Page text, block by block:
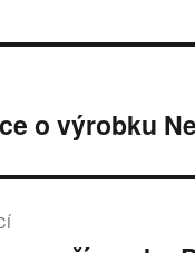
o výrobku